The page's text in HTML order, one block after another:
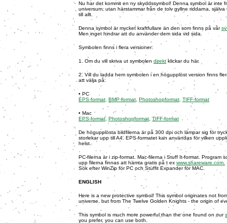
Nu har det kommit en ny skyddssymbol! Denna symbol är inte
universum, utan härstammar från de tolv gyllne riddarna, själva
till allt.
Denna symbol är mycket kraftfullare än den som finns på vår
Men inget hindrar att du använder dem sida vid sida.
Symbolen finns i flera versioner:
1. Om du vill skriva ut symbolen direkt klickar du här.
2. Vill du ladda hem symbolen i en högupplöst version finns
att välja på:
• PC
EPS-format, BMP-format Photoshopformat, TIFF-format
• Mac
EPS-format, Photoshopformat ,TIFF-format
De högupplösta bildfilerna är på 300 dpi och lämpar sig för
storlekar upp till A4. EPS-formatet kan användas för vilken
helst.
PC-filerna är i zip-format. Mac-filerna i Stuff It-format. Program
upp filerna finnas att hämta gratis på t ex www.shareware.com.
Sök efter WinZip för PC och Stuffit Expander för MAC.
ENGLISH
Here is a new protective symbol! This symbol originates not
universe, but from The Twelve Golden Knights - the origin of
This symbol is much more powerful than the one found on our
you prefer, you can use both.